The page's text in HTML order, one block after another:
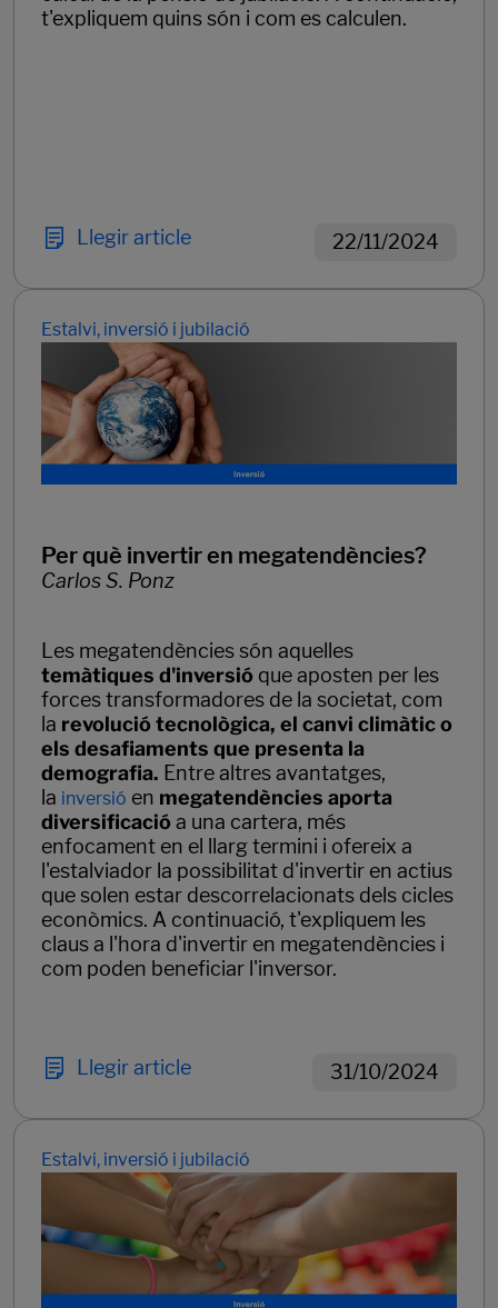
t'expliquem quins són i com es calculen.
Llegir article 22/11/2024
Estalvi, inversió i jubilació
Per què invertir en megatendències?
Carlos S. Ponz
Les megatendències són aquelles
temàtiques d'inversió que aposten per les
forces transformadores de la societat, com
la revolució tecnològica, el canvi climàtic o
els desafiaments que presenta la
demografia. Entre altres avantatges,
la inversió en megatendències aporta
diversificació a una cartera, més
enfocament en el llarg termini i ofereix a
l'estalviador la possibilitat d'invertir en actius
que solen estar descorrelacionats dels cicles
econòmics. A continuació, t'expliquem les
claus a l'hora d'invertir en megatendències i
com poden beneficiar l'inversor.
Llegir article 31/10/2024
Estalvi, inversió i jubilació